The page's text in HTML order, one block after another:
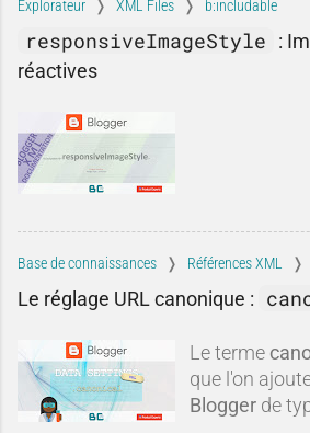
examine les
dans leur
réellement
une autre
cette tribune,
examiner les
fréquen
améliorez
Explorateur XML Files b:includable
responsiveImageStyle :
réactives
Base de connaissances Références XML
Le réglage URL canonique :
Le terme
que l'on
Blogger de